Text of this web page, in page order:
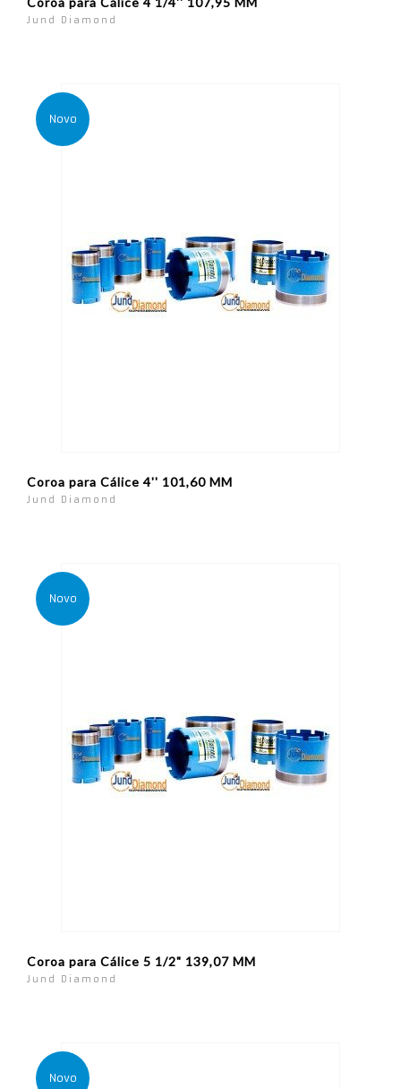
Jund Diamond
Novo
Coroa para Cálice 4'' 101,60 MM
Jund Diamond
Novo
Coroa para Cálice 5 1/2" 139,07 MM
Jund Diamond
Novo